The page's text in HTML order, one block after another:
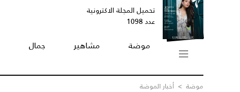
تحميل المجلة الاكترونية
عدد 1098
موضة مشاهير جمال
موضة > أخبار الموضة